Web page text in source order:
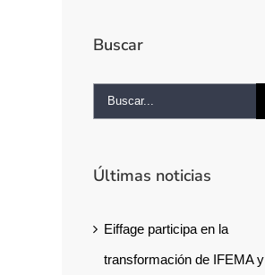
Buscar
Buscar:
Últimas noticias
Eiffage participa en la
transformación de IFEMA y